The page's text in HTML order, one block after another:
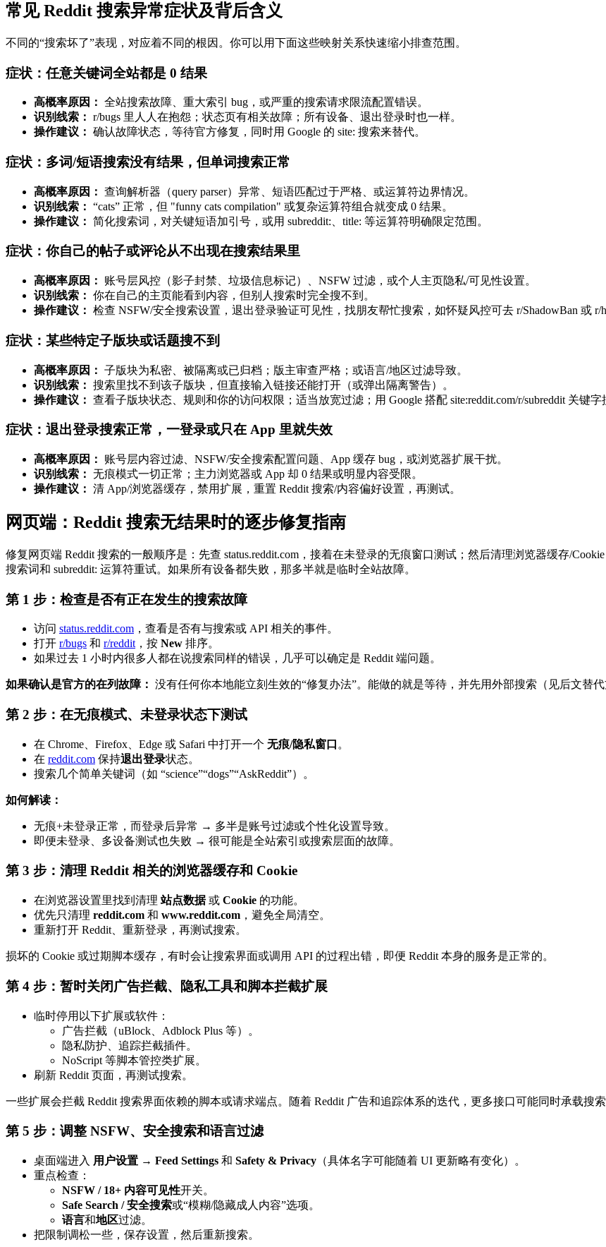
常见 Reddit 搜索异常症状及背后含义
不同的“搜索坏了”表现，对应着不同的根因。你可以用下面这些映射关系快速缩小排查范围。
症状：任意关键词全站都是 0 结果
高概率原因： 全站搜索故障、重大索引 bug，或严重的搜索请求限流配置错误。
识别线索： r/bugs 里人人在抱怨；状态页有相关故障；所有设备、退出登录时也一样。
操作建议： 确认故障状态，等待官方修复，同时用 Google 的 site: 搜索来替代。
症状：多词/短语搜索没有结果，但单词搜索正常
高概率原因： 查询解析器（query parser）异常、短语匹配过于严格、或运算符边界情况。
识别线索： “cats” 正常，但 "funny cats compilation" 或复杂运算符组合就变成 0 结果。
操作建议： 简化搜索词，对关键短语加引号，或用 subreddit:、title: 等运算符明确限定范围。
症状：你自己的帖子或评论从不出现在搜索结果里
高概率原因：
账号层风控（影子封禁、垃圾信息标记）、NSFW 过滤，或个人主页隐私/可见性设置。
识别线索： 你在自己的主页能看到内容，但别人搜索时完全搜不到。
操作建议： 检查 NSFW/安全搜索设置，退出登录验证可见性，找朋友帮忙搜索，如怀疑风控可去 r/ShadowBan 或 r/
症状：某些特定子版块或话题搜不到
高概率原因： 子版块为私密、被隔离或已归档；版主审查严格；或语言/地区过滤导致。
识别线索： 搜索里找不到该子版块，但直接输入链接还能打开（或弹出隔离警告）。
操作建议： 查看子版块状态、规则和你的访问权限；适当放宽过滤；用 Google 搭配 site:reddit.com/r/subreddit 关键字
症状：退出登录搜索正常，一登录或只在 App 里就失效
高概率原因：
账号层内容过滤、NSFW/安全搜索配置问题、App 缓存 bug，或浏览器扩展干扰。
识别线索： 无痕模式一切正常；主力浏览器或 App 却 0 结果或明显内容受限。
操作建议： 清 App/浏览器缓存，禁用扩展，重置 Reddit 搜索/内容偏好设置，再测试。
网页端：Reddit 搜索无结果时的逐步修复指南
修复网页端 Reddit 搜索的一般顺序是：先查 status.reddit.com，接着在未登录的无痕窗口测试；然后清理浏览器缓存/
搜索词和 subreddit: 运算符重试。如果所有设备都失败，那多半就是临时全站故障。
第 1 步：检查是否有正在发生的搜索故障
访问 status.reddit.com ，查看是否有与搜索或 API 相关的事件。
打开 r/bugs 和 r/reddit ，按 New 排序。
如果过去 1 小时内很多人都在说搜索同样的错误，几乎可以确定是 Reddit 端问题。
如果确认是官方的在列故障： 没有任何你本地能立刻生效的“修复办法”。能做的就是等待，并先用外部搜索（见后文替代
第 2 步：在无痕模式、未登录状态下测试
在 Chrome、Firefox、Edge 或 Safari 中打开一个 无痕/隐私窗口 。
在 reddit.com 保持退出登录状态。
搜索几个简单关键词（如 “science”“dogs”“AskReddit”）。
如何解读：
无痕+未登录正常，而登录后异常 → 多半是账号过滤或个性化设置导致。
即便未登录、多设备测试也失败 → 很可能是全站索引或搜索层面的故障。
第 3 步：清理 Reddit 相关的浏览器缓存和 Cookie
在浏览器设置里找到清理站点数据或 Cookie 的功能。
优先只清理 reddit.com 和 www.reddit.com ，避免全局清空。
重新打开 Reddit、重新登录，再测试搜索。
损坏的 Cookie 或过期脚本缓存，有时会让搜索界面或调用 API 的过程出错，即便 Reddit 本身的服务是正常的。
第 4 步：暂时关闭广告拦截、隐私工具和脚本拦截扩展
临时停用以下扩展或软件：
广告拦截（uBlock、Adblock Plus 等）。
隐私防护、追踪拦截插件。
NoScript 等脚本管控类扩展。
刷新 Reddit 页面，再测试搜索。
一些扩展会拦截 Reddit 搜索界面依赖的脚本或请求端点。随着 Reddit 广告和追踪体系的迭代，更多接口可能同时承载搜
第 5 步：调整 NSFW、安全搜索和语言过滤
桌面端进入 用户设置 → Feed Settings 和 Safety & Privacy （具体名字可能随着 UI 更新略有变化）。
重点检查：
NSFW / 18+ 内容可见性开关。
Safe Search / 安全搜索或“模糊/隐藏成人内容”选项。
语言和地区过滤。
把限制调松一些，保存设置，然后重新搜索。